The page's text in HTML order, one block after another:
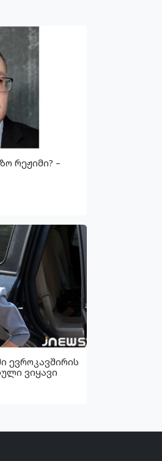
რეჟიმი? –
ევროკავშირის
ვიყავი